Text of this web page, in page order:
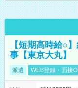
【短期高時給○
事【東京大丸】
派遣 WEB登録・面接